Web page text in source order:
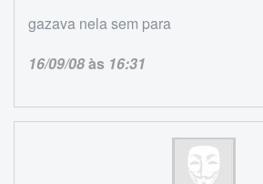
gazava nela sem para
16/09/08às 16:31